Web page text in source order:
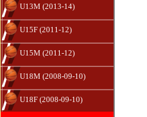
U13M (2013-14)
U15F (2011-12)
U15M (2011-12)
U18M (2008-09-10)
U18F (2008-09-10)